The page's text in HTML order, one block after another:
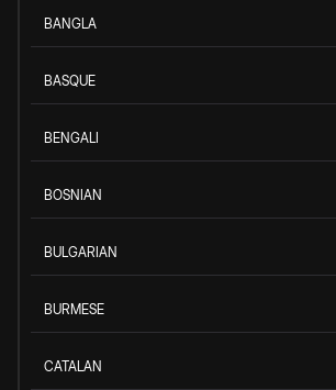
BANGLA
BASQUE
BENGALI
BOSNIAN
BULGARIAN
BURMESE
CATALAN